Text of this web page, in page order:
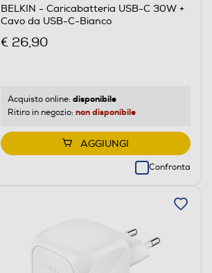
BELKIN - Caricabatteria USB-C 30W +
Cavo da USB-C-Bianco
€ 26,90
Acquisto online: disponibile
Ritiro in negozio: non disponibile
AGGIUNGI
Confronta